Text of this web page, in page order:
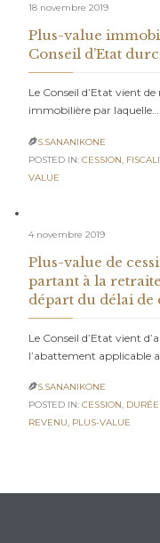
18 novembre 2019
Plus-value
Conseil d’Etat
Le Conseil d’Etat vient
immobilière par laquelle…
S.SANANIKONE
POSTED IN: CESSION,
VALUE
4 novembre 2019
Plus-value de
partant à la
départ du délai de
Le Conseil d’Etat vient
l’abattement applicable
S.SANANIKONE
POSTED IN: CESSION,
REVENU, PLUS-VALUE